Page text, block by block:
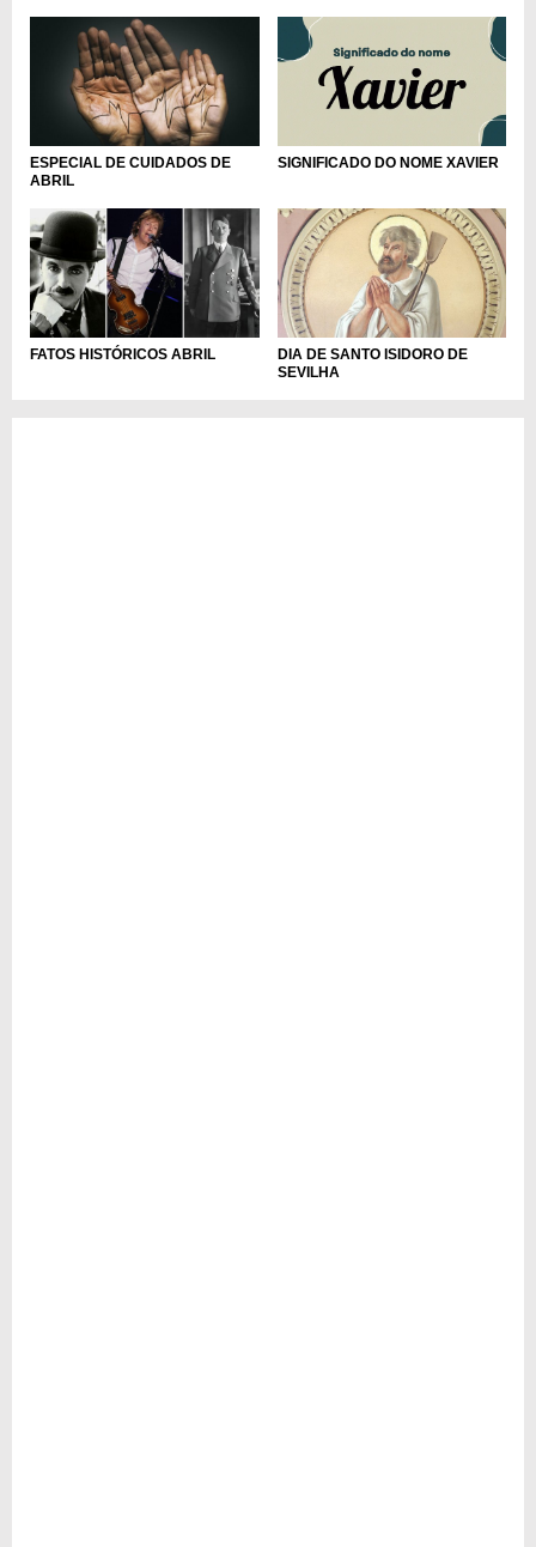
ESPECIAL DE CUIDADOS DE
ABRIL
SIGNIFICADO DO NOME XAVIER
FATOS HISTÓRICOS ABRIL
DIA DE SANTO ISIDORO DE
SEVILHA